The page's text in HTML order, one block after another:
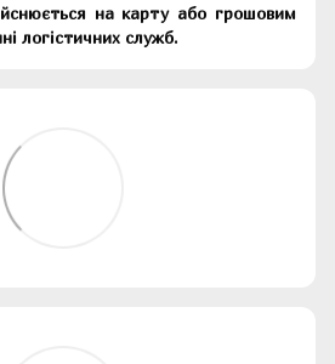
на карту або грошовим
логістичних служб.